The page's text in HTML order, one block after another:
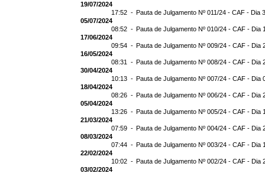
19/07/2024
17:52 - Pauta de Julgamento Nº 011/24 - CAF - Dia
05/07/2024
08:52 - Pauta de Julgamento Nº 010/24 - CAF - Dia
17/06/2024
09:54 - Pauta de Julgamento Nº 009/24 - CAF - Dia
16/05/2024
08:31 - Pauta de Julgamento Nº 008/24 - CAF - Dia
30/04/2024
10:13 - Pauta de Julgamento Nº 007/24 - CAF - Dia
18/04/2024
08:26 - Pauta de Julgamento Nº 006/24 - CAF - Dia
05/04/2024
13:26 - Pauta de Julgamento Nº 005/24 - CAF - Dia
21/03/2024
07:59 - Pauta de Julgamento Nº 004/24 - CAF - Dia
08/03/2024
07:44 - Pauta de Julgamento Nº 003/24 - CAF - Dia
22/02/2024
10:02 - Pauta de Julgamento Nº 002/24 - CAF - Dia
03/02/2024